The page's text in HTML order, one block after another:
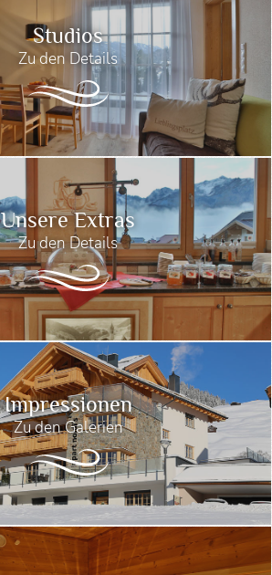
Studios
Zu den Details
Unsere Extras
Zu den Details
Impressionen
Zu den Galerien